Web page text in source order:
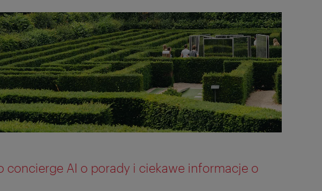
concierge AI o porady i ciekawe informacje o